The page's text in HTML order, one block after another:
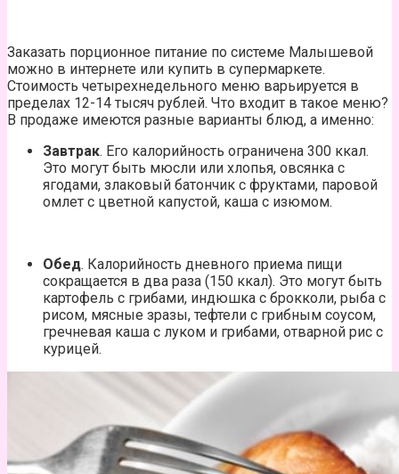
Заказать порционное питание по системе Малышевой
можно в интернете или купить в супермаркете.
Стоимость четырехнедельного меню варьируется в
пределах 12-14 тысяч рублей. Что входит в такое меню?
В продаже имеются разные варианты блюд, а именно:
Завтрак. Его калорийность ограничена 300 ккал.
Это могут быть мюсли или хлопья, овсянка с
ягодами, злаковый батончик с фруктами, паровой
омлет с цветной капустой, каша с изюмом.
Обед. Калорийность дневного приема пищи
сокращается в два раза (150 ккал). Это могут быть
картофель с грибами, индюшка с брокколи, рыба с
рисом, мясные зразы, тефтели с грибным соусом,
гречневая каша с луком и грибами, отварной рис с
курицей.